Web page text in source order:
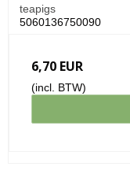
teapigs
5060136750090
6,70 EUR
(incl. BTW)